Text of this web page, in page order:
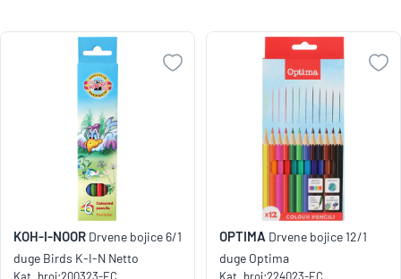
KOH-I-NOOR Drvene bojice 6/1
duge Birds K-I-N Netto
OPTIMA Drvene bojice 12/1
duge Optima